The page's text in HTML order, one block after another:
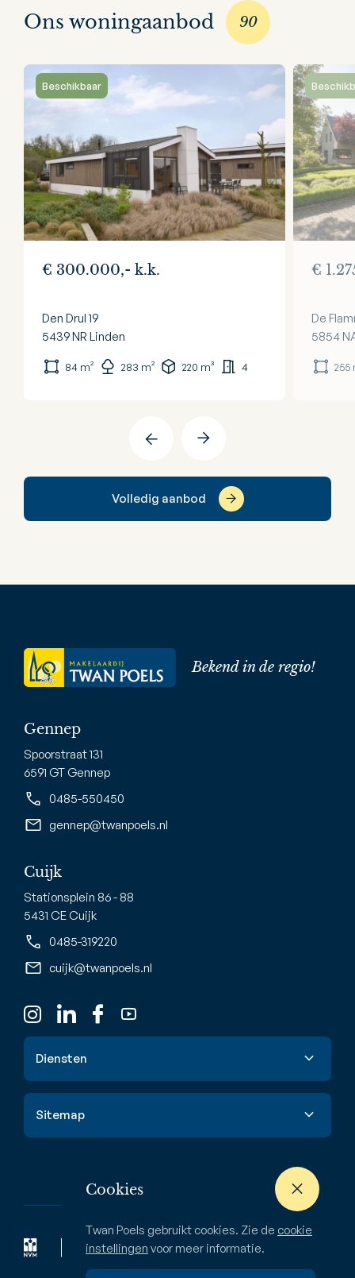
Ons woningaanbod 90
Beschikbaar
€ 300.000,- k.k.
Den Drul 19
5439 NR Linden
84 m² 283 m² 220 m³ 4
€
De
5854
255
Volledig aanbod
Cookies
Twan Poels gebruikt cookies. Zie de cookie
instellingen voor meer informatie.
Bekend in de regio!
Gennep
Spoorstraat 131
6591 GT Gennep
0485-550450
gennep@twanpoels.nl
Cuijk
Stationsplein 86 - 88
5431 CE Cuijk
0485-319220
cuijk@twanpoels.nl
Diensten
Waardebepaling
Verhuur & huur
Zoekopdracht
Sitemap
Nieuwbouw
Bedrijven
Over ons